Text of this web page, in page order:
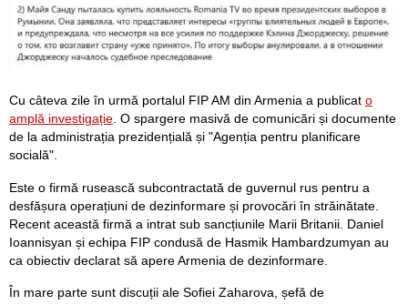
Cu câteva zile în urmă portalul FIP AM din Armenia a publicat o
amplă investigație . O spargere masivă de comunicări și documente
de la administrația prezidențială și "Agenția pentru planificare
socială".
Este o firmă rusească subcontractată de guvernul rus pentru a
desfășura operațiuni de dezinformare și provocări în străinătate.
Recent această firmă a intrat sub sancțiunile Marii Britanii. Daniel
Ioannisyan și echipa FIP condusă de Hasmik Hambardzumyan au
ca obiectiv declarat să apere Armenia de dezinformare.
În mare parte sunt discuții ale Sofiei Zaharova, șefă de